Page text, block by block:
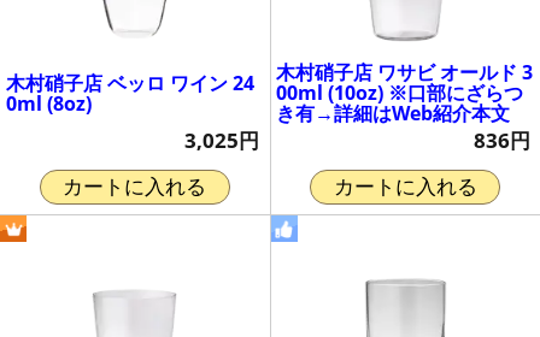
木村硝子店 ベッロ ワイン 24
0ml (8oz)
3,025円
カートに入れる
木村硝子店 ワサビ オールド 3
00ml (10oz) ※口部にざらつ
き有→詳細はWeb紹介本文
836円
カートに入れる